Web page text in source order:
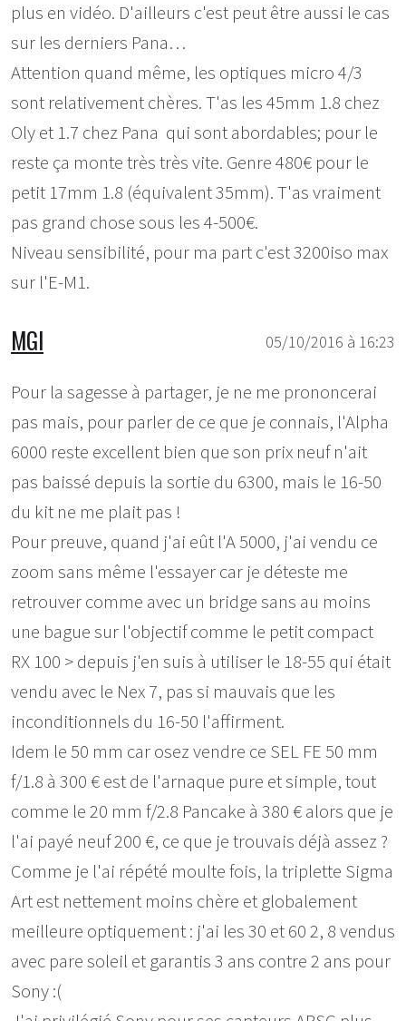
plus en vidéo. D'ailleurs c'est peut être aussi le cas
sur les derniers Pana…
Attention quand même, les optiques micro 4/3
sont relativement chères. T'as les 45mm 1.8 chez
Oly et 1.7 chez Pana qui sont abordables; pour le
reste ça monte très très vite. Genre 480€ pour le
petit 17mm 1.8 (équivalent 35mm). T'as vraiment
pas grand chose sous les 4-500€.
Niveau sensibilité, pour ma part c'est 3200iso max
sur l'E-M1.
05/10/2016 à 16:23
MGI
Pour la sagesse à partager, je ne me prononcerai
pas mais, pour parler de ce que je connais, l'Alpha
6000 reste excellent bien que son prix neuf n'ait
pas baissé depuis la sortie du 6300, mais le 16-50
du kit ne me plait pas !
Pour preuve, quand j'ai eût l'A 5000, j'ai vendu ce
zoom sans même l'essayer car je déteste me
retrouver comme avec un bridge sans au moins
une bague sur l'objectif comme le petit compact
RX 100 > depuis j'en suis à utiliser le 18-55 qui était
vendu avec le Nex 7, pas si mauvais que les
inconditionnels du 16-50 l'affirment.
Idem le 50 mm car osez vendre ce SEL FE 50 mm
f/1.8 à 300 € est de l'arnaque pure et simple, tout
comme le 20 mm f/2.8 Pancake à 380 € alors que je
l'ai payé neuf 200 €, ce que je trouvais déjà assez ?
Comme je l'ai répété moulte fois, la triplette Sigma
Art est nettement moins chère et globalement
meilleure optiquement : j'ai les 30 et 60 2, 8 vendus
avec pare soleil et garantis 3 ans contre 2 ans pour
Sony :(